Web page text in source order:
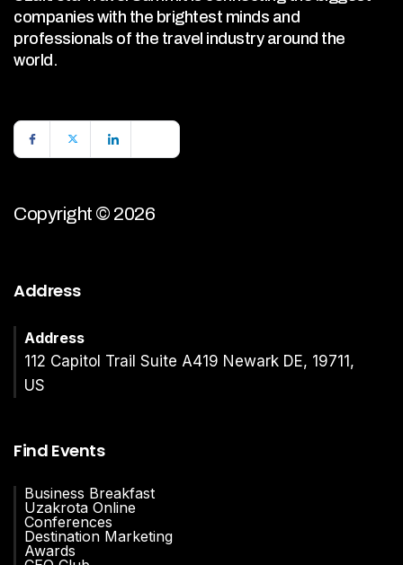
companies with the brightest minds and
professionals of the travel industry around the
world.
Copyright © 2026
Address
Address
112 Capitol Trail Suite A419 Newark DE, 19711,
US
Find Events
Business Breakfast
Uzakrota Online
Conferences
Destination Marketing
Awards